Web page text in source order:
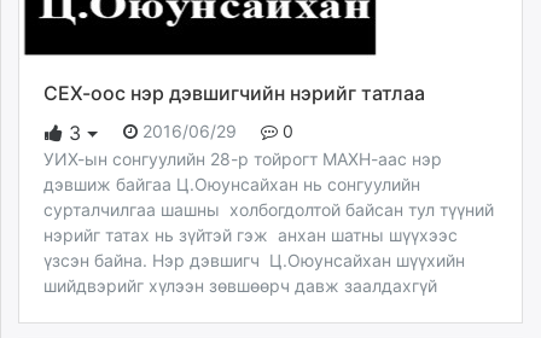
СЕХ-оос нэр дэвшигчийн нэрийг татлаа
3
2016/06/29
0
УИХ-ын сонгуулийн 28-р тойрогт МАХН-аас нэр
дэвшиж байгаа Ц.Оюунсайхан нь сонгуулийн
сурталчилгаа шашны холбогдолтой байсан тул түүний
нэрийг татах нь зүйтэй гэж анхан шатны шүүхээс
үзсэн байна. Нэр дэвшигч Ц.Оюунсайхан шүүхийн
шийдвэрийг хүлээн зөвшөөрч давж заалдахгүй